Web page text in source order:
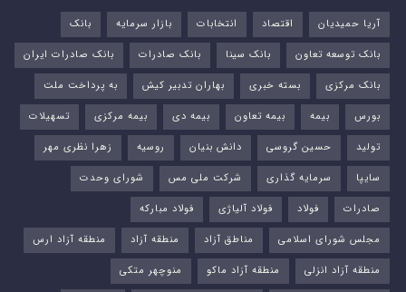
آریا حمیدیان اقتصاد انتخابات بازار سرمایه
بانک
بانک توسعه تعاون
بانک سینا بانک صادرات
بانک صادرات ایران
بانک مرکزی
بسته خبری بهاران تدبیر کیش
به پرداخت ملت
بورس‌
بیمه بیمه تعاون بیمه دی بیمه مرکزی
تسهیلات
تولید
حسین گروسی دانش بنیان روسیه
زهرا نظری مهر
سایپا
سرمایه گذاری شرکت ملی مس
شورای وحدت
صادرات
فولاد فولاد آلیاژی
فولاد مبارکه
مجلس شورای اسلامی
مناطق آزاد منطقه آزاد
منطقه آزاد ارس
منطقه آزاد انزلی
منطقه آزاد ماکو
منوچهر متکی